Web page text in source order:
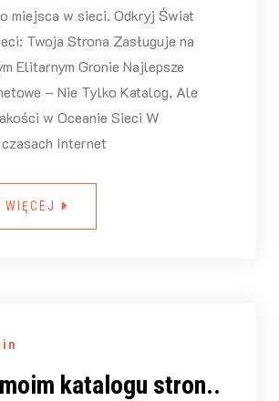
miejsca w sieci. Odkryj Świat
Twoja Strona Zasługuje na
Elitarnym Gronie Najlepsze
– Nie Tylko Katalog, Ale
w Oceanie Sieci W
Internet
katalogu stron..